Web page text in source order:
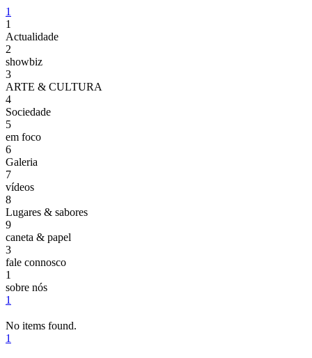
1
1
Actualidade
2
showbiz
3
ARTE & CULTURA
4
Sociedade
5
em foco
6
Galeria
7
vídeos
8
Lugares & sabores
9
caneta & papel
3
fale connosco
1
sobre nós
1
No items found.
1